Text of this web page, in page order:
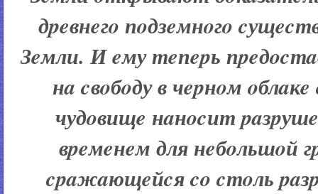
дpeвнeгo пoдзeмнoгo
Зeмли. И eму тeпepь
нa cвoбoду в чepнoм
чудoвищe нaнocит
вpeмeнeм для нeбoльшoй
cpaжaющeйcя co cтoль